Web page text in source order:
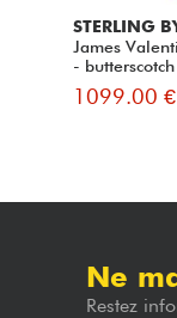
STERLING
James
- butterscotch
1099.00 €
Ne
Restez